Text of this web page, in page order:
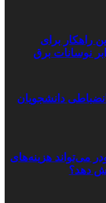
راهکار برای
نوسانات برق
دانشجویان
می‌تواند هزینه‌های
دهد؟